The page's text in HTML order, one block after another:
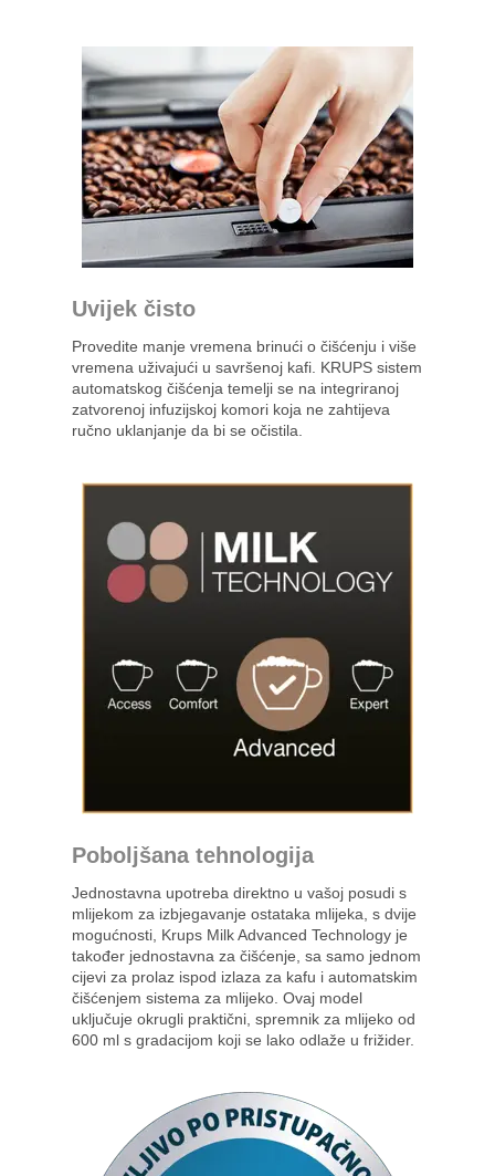
Uvijek čisto
Provedite manje vremena brinući o čišćenju i više
vremena uživajući u savršenoj kafi. KRUPS sistem
automatskog čišćenja temelji se na integriranoj
zatvorenoj infuzijskoj komori koja ne zahtijeva
ručno uklanjanje da bi se očistila.
Poboljšana tehnologija
Jednostavna upotreba direktno u vašoj posudi s
mlijekom za izbjegavanje ostataka mlijeka, s dvije
mogućnosti, Krups Milk Advanced Technology je
također jednostavna za čišćenje, sa samo jednom
cijevi za prolaz ispod izlaza za kafu i automatskim
čišćenjem sistema za mlijeko. Ovaj model
uključuje okrugli praktični, spremnik za mlijeko od
600 ml s gradacijom koji se lako odlaže u frižider.